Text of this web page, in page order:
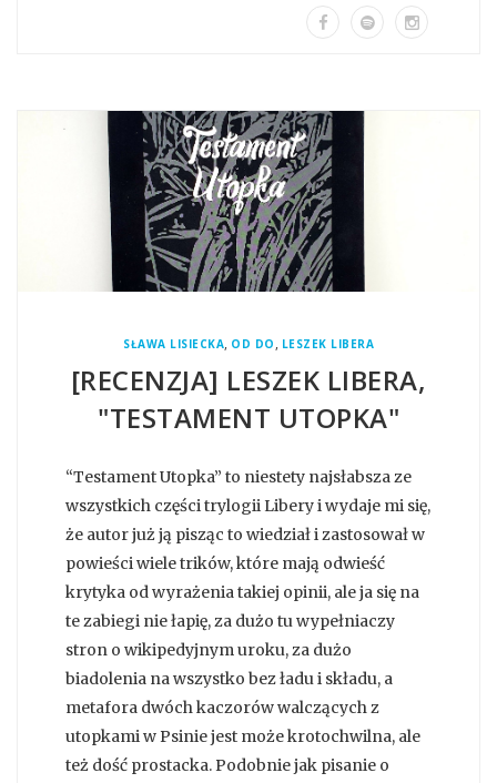
SŁAWA LISIECKA, OD DO, LESZEK LIBERA
[RECENZJA] LESZEK LIBERA,
"TESTAMENT UTOPKA"
“Testament Utopka” to niestety najsłabsza ze
wszystkich części trylogii Libery i wydaje mi się,
że autor już ją pisząc to wiedział i zastosował w
powieści wiele trików, które mają odwieść
krytyka od wyrażenia takiej opinii, ale ja się na
te zabiegi nie łapię, za dużo tu wypełniaczy
stron o wikipedyjnym uroku, za dużo
biadolenia na wszystko bez ładu i składu, a
metafora dwóch kaczorów walczących z
utopkami w Psinie jest może krotochwilna, ale
też dość prostacka. Podobnie jak pisanie o